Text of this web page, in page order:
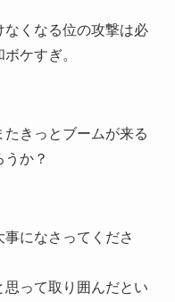
くなる位の攻撃は必
ケすぎ。
きっとブームが来る
か？
になさってくださ
って取り囲んだとい